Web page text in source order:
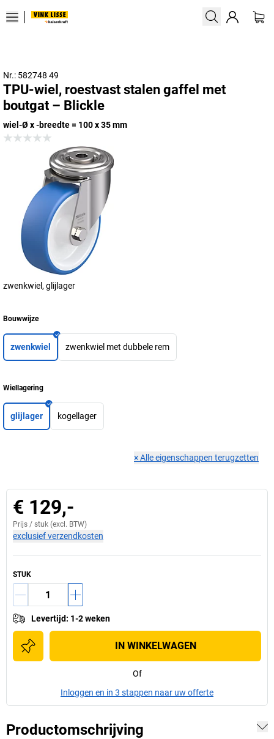
Nr.: 582748 49
TPU-wiel, roestvast stalen gaffel met
boutgat – Blickle
wiel-Ø x -breedte = 100 x 35 mm
zwenkwiel, glijlager
Bouwwijze
zwenkwiel zwenkwiel met dubbele rem
Wiellagering
glijlager kogellager
×Alle eigenschappen terugzetten
€ 129,-
Prijs / stuk (excl. BTW)
exclusief verzendkosten
STUK
Levertijd: 1-2 weken
IN WINKELWAGEN
Of
Inloggen en in 3 stappen naar uw offerte
Productomschrijving